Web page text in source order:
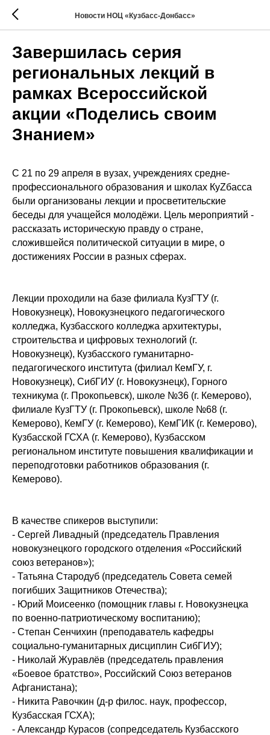
Новости НОЦ «Кузбасс-Донбасс»
Завершилась серия
региональных лекций в
рамках Всероссийской
акции «Поделись своим
Знанием»
С 21 по 29 апреля в вузах, учреждениях средне-
профессионального образования и школах КуZбасса
были организованы лекции и просветительские
беседы для учащейся молодёжи. Цель мероприятий -
рассказать историческую правду о стране,
сложившейся политической ситуации в мире, о
достижениях России в разных сферах.
Лекции проходили на базе филиала КузГТУ (г.
Новокузнецк), Новокузнецкого педагогического
колледжа, Кузбасского колледжа архитектуры,
строительства и цифровых технологий (г.
Новокузнецк), Кузбасского гуманитарно-
педагогического института (филиал КемГУ, г.
Новокузнецк), СибГИУ (г. Новокузнецк), Горного
техникума (г. Прокопьевск), школе №36 (г. Кемерово),
филиале КузГТУ (г. Прокопьевск), школе №68 (г.
Кемерово), КемГУ (г. Кемерово), КемГИК (г. Кемерово),
Кузбасской ГСХА (г. Кемерово), Кузбасском
региональном институте повышения квалификации и
переподготовки работников образования (г.
Кемерово).
В качестве спикеров выступили:
- Сергей Ливадный (председатель Правления
новокузнецкого городского отделения «Российский
союз ветеранов»);
- Татьяна Стародуб (председатель Совета семей
погибших Защитников Отечества);
- Юрий Моисеенко (помощник главы г. Новокузнецка
по военно-патриотическому воспитанию);
- Степан Сенчихин (преподаватель кафедры
социально-гуманитарных дисциплин СибГИУ);
- Николай Журавлёв (председатель правления
«Боевое братство», Российский Союз ветеранов
Афганистана);
- Никита Равочкин (д-р филос. наук, профессор,
Кузбасская ГСХА);
- Александр Курасов (сопредседатель Кузбасского